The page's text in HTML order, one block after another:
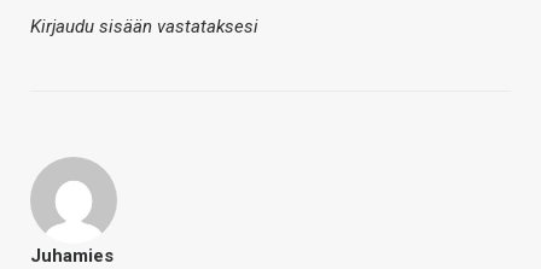
Kirjaudu sisään vastataksesi
Juhamies